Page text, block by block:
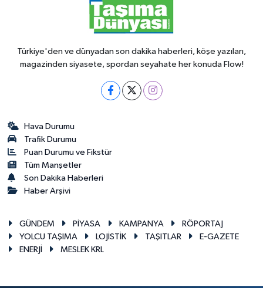
Türkiye'den ve dünyadan son dakika haberleri, köşe yazıları,
magazinden siyasete, spordan seyahate her konuda Flow!
Hava Durumu
Trafik Durumu
Puan Durumu ve Fikstür
Tüm Manşetler
Son Dakika Haberleri
Haber Arşivi
GÜNDEM PİYASA KAMPANYA
RÖPORTAJ
YOLCU TAŞIMA
LOJİSTİK TAŞITLAR
E-GAZETE
ENERJİ
MESLEK KRL